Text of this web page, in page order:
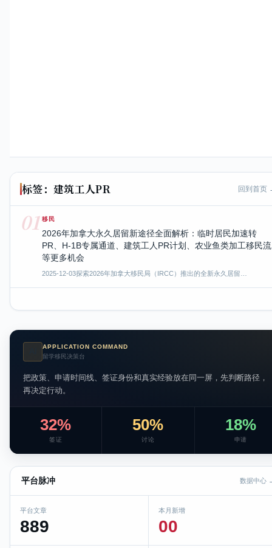
标签：建筑工人PR 回到首页
01 移民
2026年加拿大永久居留新途径全面解析：临时居民加速转
PR、H-1B专属通道、建筑工人PR计划、农业鱼类加工移民流
等更多机会
2025-12-03探索2026年加拿大移民局（IRCC）推出的全新永久居留…
APPLICATION COMMAND
留学移民决策台
把政策、申请时间线、签证身份和真实经验放在同一屏，先判断路径，
再决定行动。
32%
签证
50%
讨论
18%
申请
平台脉冲 数据中心
平台文章
889
本月新增
00